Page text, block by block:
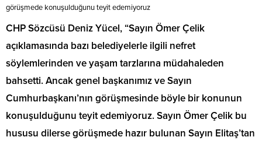
görüşmede konuşulduğunu teyit edemiyoruz
CHP Sözcüsü Deniz Yücel, “Sayın Ömer Çelik
açıklamasında bazı belediyelerle ilgili nefret
söylemlerinden ve yaşam tarzlarına müdahaleden
bahsetti. Ancak genel başkanımız ve Sayın
Cumhurbaşkanı’nın görüşmesinde böyle bir konunun
konuşulduğunu teyit edemiyoruz. Sayın Ömer Çelik bu
hususu dilerse görüşmede hazır bulunan Sayın Elitaş’tan